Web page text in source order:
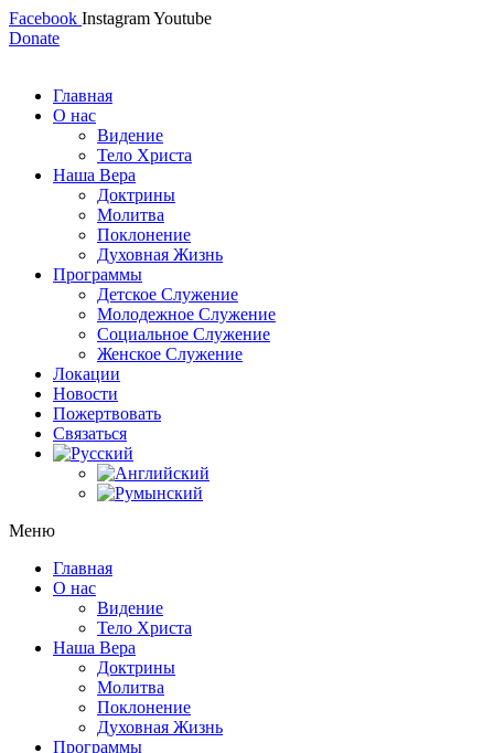
Facebook InstagramYoutube
Donate
Главная
О нас
Видение
Тело Христа
Наша Вера
Доктрины
Молитва
Поклонение
Духовная Жизнь
Программы
Детское Служение
Молодежное Служение
Социальное Служение
Женское Служение
Локации
Новости
Пожертвовать
Связаться
Меню
Главная
О нас
Видение
Тело Христа
Наша Вера
Доктрины
Молитва
Поклонение
Духовная Жизнь
Программы